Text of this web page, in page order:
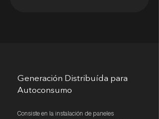
Generación Distribuída para
Autoconsumo
Consiste en la instalación de paneles